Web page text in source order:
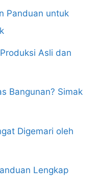
Panduan untuk
Asli dan
Bangunan? Simak
Digemari oleh
Lengkap